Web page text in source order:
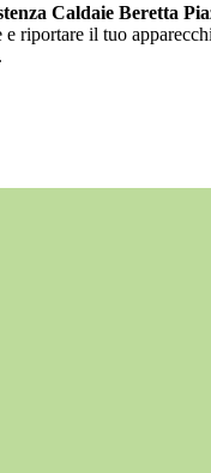
Caldaie Beretta
riportare il tuo